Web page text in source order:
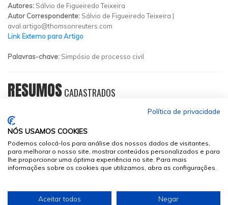
Autores: Sálvio de Figueiredo Teixeira
Autor Correspondente: Sálvio de Figueiredo Teixeira |
aval.artigo@thomsonreuters.com
Link Externo para Artigo
Palavras-chave: Simpósio de processo civil
RESUMOSCADASTRADOS
© 2026 Sumários.org
. Todos os Direitos Reservados
Política de privacidade
NÓS USAMOS COOKIES
Podemos colocá-los para análise dos nossos dados de visitantes,
para melhorar o nosso site, mostrar conteúdos personalizados e para
lhe proporcionar uma óptima experiência no site. Para mais
informações sobre os cookies que utilizamos, abra as configurações.
Aceitar todos Negar